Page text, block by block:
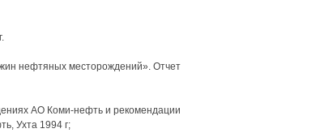
нефтяных месторождений». Отчет
АО Коми-нефть и рекомендации
Ухта 1994 г;